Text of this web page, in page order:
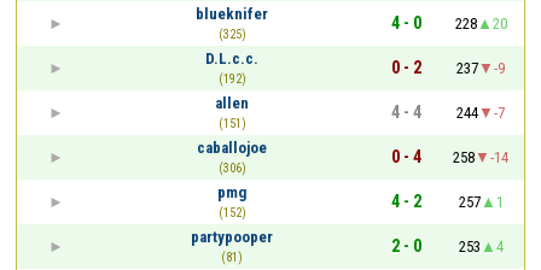
blueknifer
(325)
4 - 0 228
20
D.L.c.c.
(192)
0 - 2 237
-9
allen
(151)
4 - 4 244
-7
caballojoe
(306)
0 - 4 258
-14
pmg
(152)
4 - 2 257
1
partypooper
(81)
2 - 0 253
4